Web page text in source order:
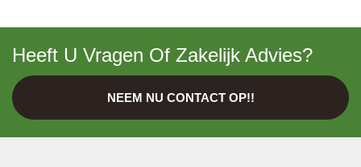
Heeft U Vragen Of Zakelijk Advies?
NEEM NU CONTACT OP!!